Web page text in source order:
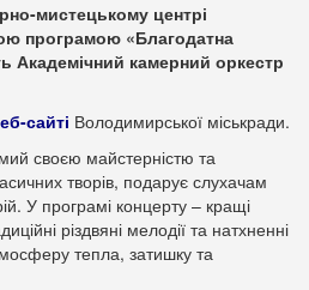
мистецькому центрі
програмою «Благодатна
Академічний камерний оркестр
сайті Володимирської міськради.
своєю майстерністю та
творів, подарує слухачам
У програмі концерту – кращі
різдвяні мелодії та натхненні
тепла, затишку та